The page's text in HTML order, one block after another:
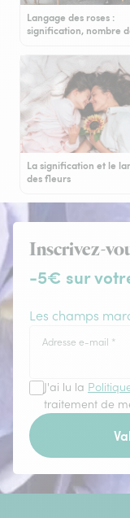
Langage des roses :
signification, nombre
La signification et le
des fleurs
Inscrivez-
-5€ sur
Les champs
Adresse e-mail *
J'ai lu la
traitement de